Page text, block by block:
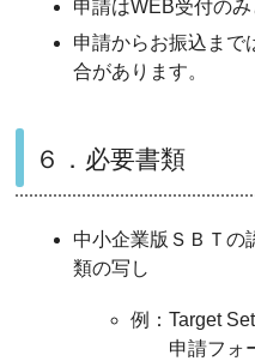
申請はWEB受付のみ
申請からお振込まで
合があります。
６．必要書類
中小企業版ＳＢＴの
類の写し
例：Target
申請フォー